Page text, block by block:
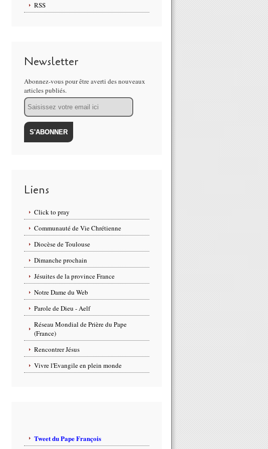
RSS
Newsletter
Abonnez-vous pour être averti des nouveaux
articles publiés.
Email
Liens
Click to pray
Communauté de Vie Chrétienne
Diocèse de Toulouse
Dimanche prochain
Jésuites de la province France
Notre Dame du Web
Parole de Dieu - Aelf
Réseau Mondial de Prière du Pape
(France)
Rencontrer Jésus
Vivre l'Evangile en plein monde
Tweet du Pape François